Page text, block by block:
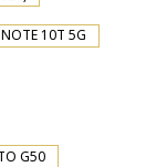
10T 5G
G50